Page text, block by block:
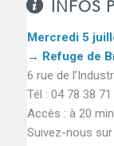
INFOS
Mercredi 5
→ Refuge de
6 rue de
Tél : 04 78 38 71
Accès : à 20
Suivez-nous sur